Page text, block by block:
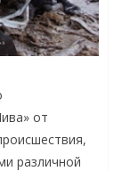
от
различной